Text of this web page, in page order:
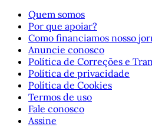
Quem somos
Por que apoiar?
Como financiamos nosso
Anuncie conosco
Política de Correções e
Política de privacidade
Política de Cookies
Termos de uso
Fale conosco
Assine